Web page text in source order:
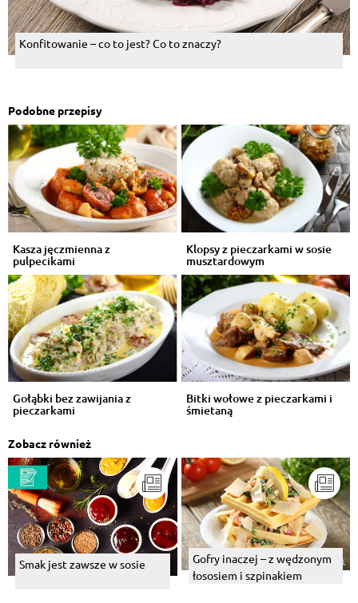
Konfitowanie – co to jest? Co to znaczy?
Podobne przepisy
Kasza jęczmienna z
pulpecikami
Klopsy z pieczarkami w sosie
musztardowym
Gołąbki bez zawijania z
pieczarkami
Bitki wołowe z pieczarkami i
śmietaną
Zobacz również
Smak jest zawsze w sosie
Gofry inaczej – z wędzonym
łososiem i szpinakiem